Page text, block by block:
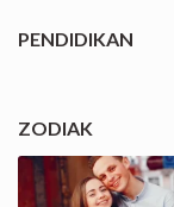
PENDIDIKAN
ZODIAK